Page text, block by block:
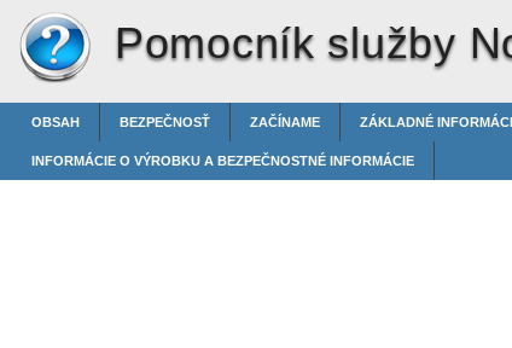
Pomocník služby
OBSAH BEZPEČNOSŤ ZAČÍNAME ZÁKLADNÉ
INFORMÁCIE O VÝROBKU A BEZPEČNOSTNÉ INFORMÁCIE